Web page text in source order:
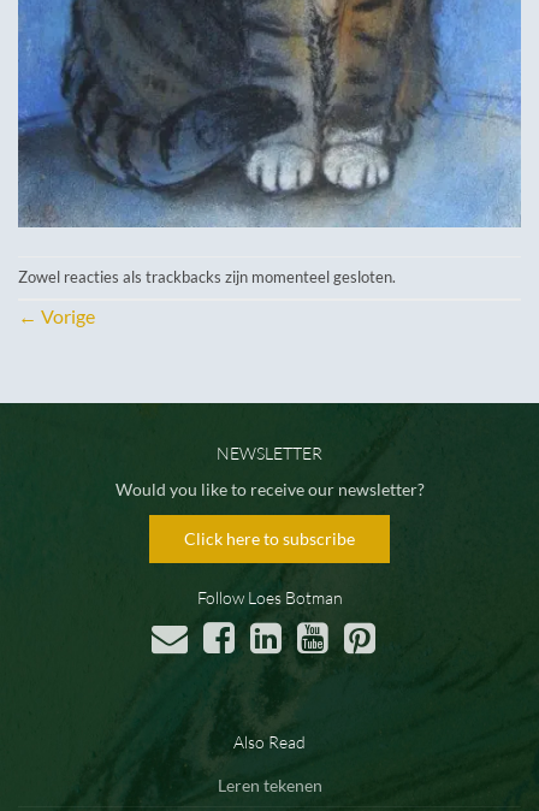
Zowel reacties als trackbacks zijn momenteel gesloten.
← Vorige
NEWSLETTER
Would you like to receive our newsletter?
Click here to subscribe
Follow Loes Botman
Also Read
Leren tekenen